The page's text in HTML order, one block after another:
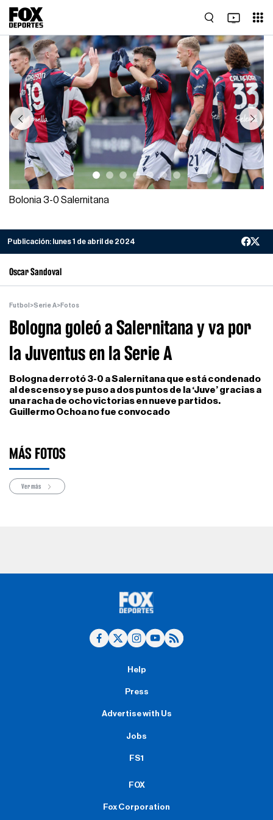
Previous Next
Bolonia 3-0 Salernitana
Publicación: lunes 1 de abril de 2024
Oscar Sandoval
Futbol >Serie A>Fotos
Bologna goleó a Salernitana y va por
la Juventus en la Serie A
Bologna derrotó 3-0 a Salernitana que está condenado
al descenso y se puso a dos puntos de la ‘Juve’ gracias a
una racha de ocho victorias en nueve partidos.
Guillermo Ochoa no fue convocado
MÁS FOTOS
Ver más
Help
Press
Advertise with Us
Jobs
FS1
FOX
Fox Corporation